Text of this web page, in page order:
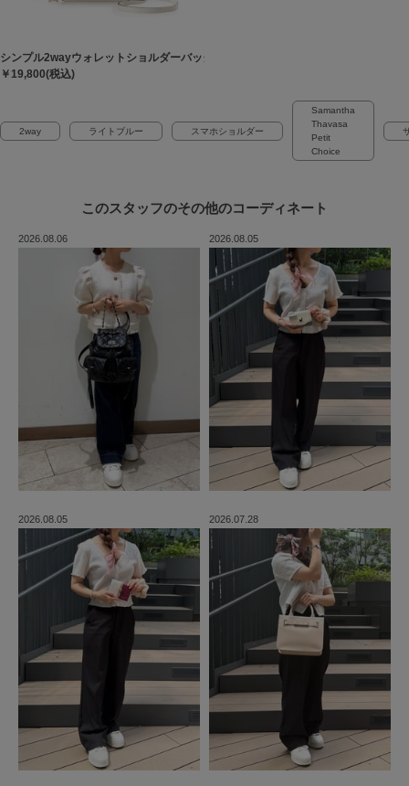
シンプル2wayウォレットショルダーバッグ
￥19,800(税込)
2way ライトブルー スマホショルダー
Samantha
Thavasa
Petit
Choice
このスタッフのその他のコーディネート
2026.08.06 2026.08.05
2026.08.05 2026.07.28